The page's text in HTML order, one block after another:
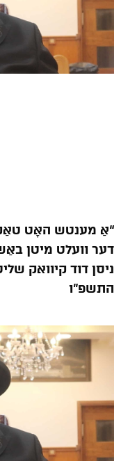
“אַ מענטש האָט
דער וועלט מיטן
ניסן דוד קיוואק
התשפ”ו